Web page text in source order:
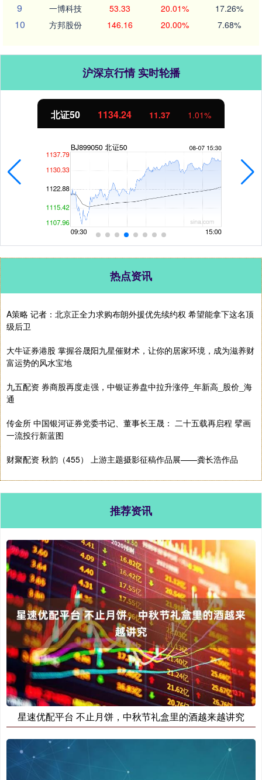
9 一博科技 53.33 20.01% 17.26%
10 方邦股份 146.16 20.00% 7.68%
沪深京行情 实时轮播
北证50 1134.24 11.37 1.01%
热点资讯
A策略 记者：北京正全力求购布朗外援优先续约权 希望能拿下这名顶
级后卫
大牛证券港股 掌握谷晟阳九星催财术，让你的居家环境，成为滋养财
富运势的风水宝地
九五配资 券商股再度走强，中银证券盘中拉升涨停_年新高_股价_海
通
传金所 中国银河证券党委书记、董事长王晟： 二十五载再启程 擘画
一流投行新蓝图
财聚配资 秋韵（455） 上游主题摄影征稿作品展——龚长浩作品
推荐资讯
星速优配平台 不止月饼，中秋节礼盒里的酒越来越讲究